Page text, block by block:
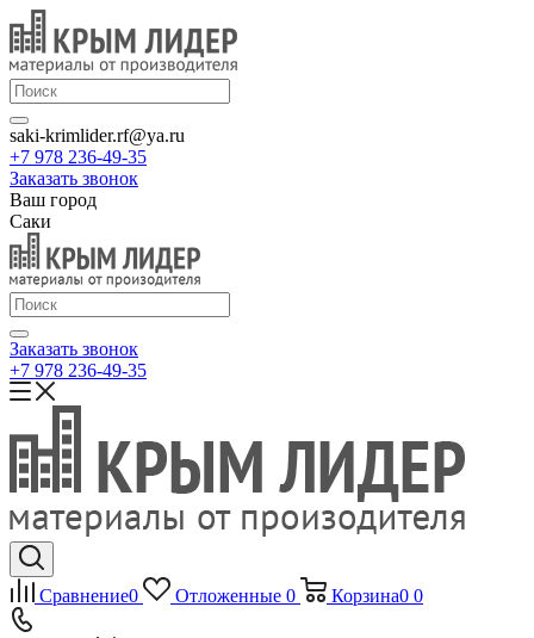
saki-krimlider.rf@ya.ru
+7 978 236-49-35
Заказать звонок
Ваш город
Саки
Заказать звонок
+7 978 236-49-35
Сравнение0 Отложенные 0 Корзина0 0